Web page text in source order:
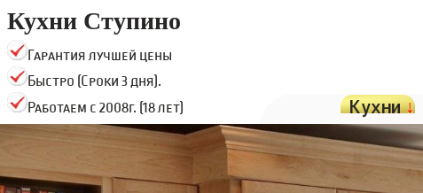
Кухни Ступино
Гарантия лучшей цены
Быстро (Сроки 3 дня).
Работаем с 2008г. (18 лет)
Кухни↓